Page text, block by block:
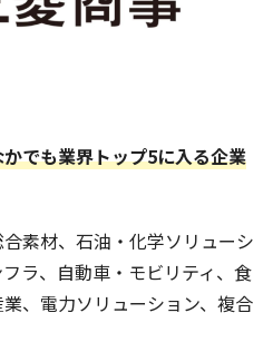
でも業界トップ5に入る企業
素材、石油・化学ソリューシ
ラ、自動車・モビリティ、食
、電力ソリューション、複合